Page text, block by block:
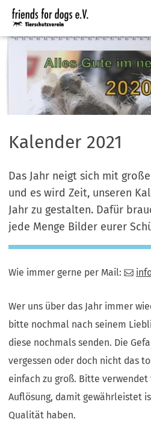
Inhalt anspringen
Kalender 2021
Das Jahr neigt sich mit
und es wird Zeit, unseren
Jahr zu gestalten. Dafür
jede Menge Bilder eurer
Wie immer gerne per Mail:
Wer uns über das Jahr immer
bitte nochmal nach seinem
diese nochmals senden. Die
vergessen oder doch nicht das
einfach zu groß. Bitte
Auflösung, damit gewährleistet
Qualität haben.